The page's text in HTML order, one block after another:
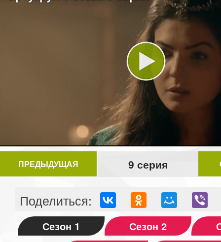
Play
Video
ПРЕДЫДУЩАЯ 9 серия
Поделиться:
Сезон 1 Сезон 2